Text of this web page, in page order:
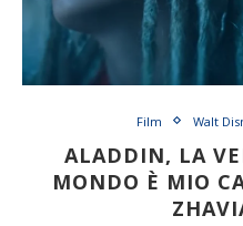
Film Walt
ALADDIN, LA
MONDO È MIO